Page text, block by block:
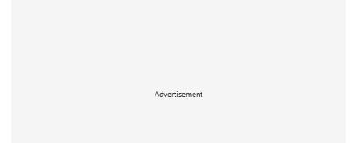
Advertisement